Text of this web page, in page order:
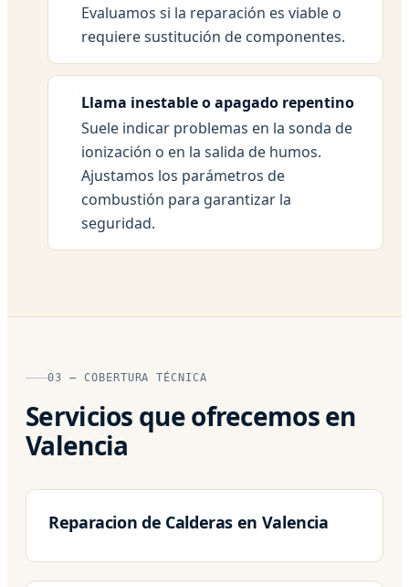
Evaluamos si la reparación es viable o
requiere sustitución de componentes.
Llama inestable o apagado repentino
Suele indicar problemas en la sonda de
ionización o en la salida de humos.
Ajustamos los parámetros de
combustión para garantizar la
seguridad.
03 — COBERTURA TÉCNICA
Servicios que ofrecemos en
Valencia
Reparacion de Calderas en Valencia